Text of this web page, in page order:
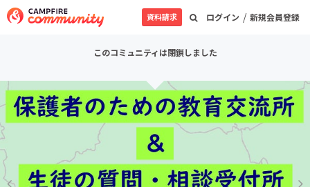
ログイン / 新規会員登録
資料請求
このコミュニティは閉鎖しました